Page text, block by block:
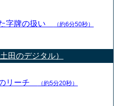
字牌の扱い （約6分50秒）
田のデジタル）
リーチ （約5分20秒）